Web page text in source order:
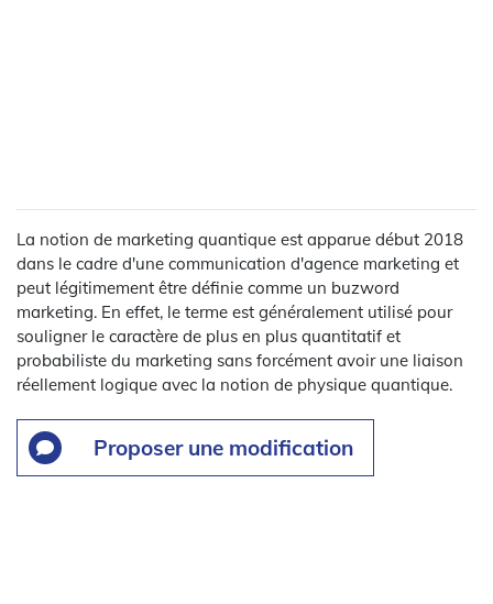
La notion de marketing quantique est apparue début 2018
dans le cadre d'une communication d'agence marketing et
peut légitimement être définie comme un buzword
marketing. En effet, le terme est généralement utilisé pour
souligner le caractère de plus en plus quantitatif et
probabiliste du marketing sans forcément avoir une liaison
réellement logique avec la notion de physique quantique.
Proposer une modification